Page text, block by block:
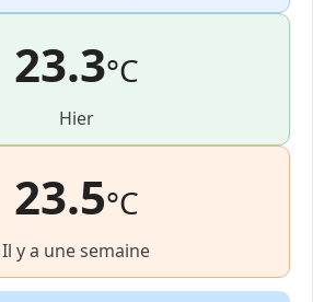
23.3°C
Hier
23.5°C
Il y a une semaine